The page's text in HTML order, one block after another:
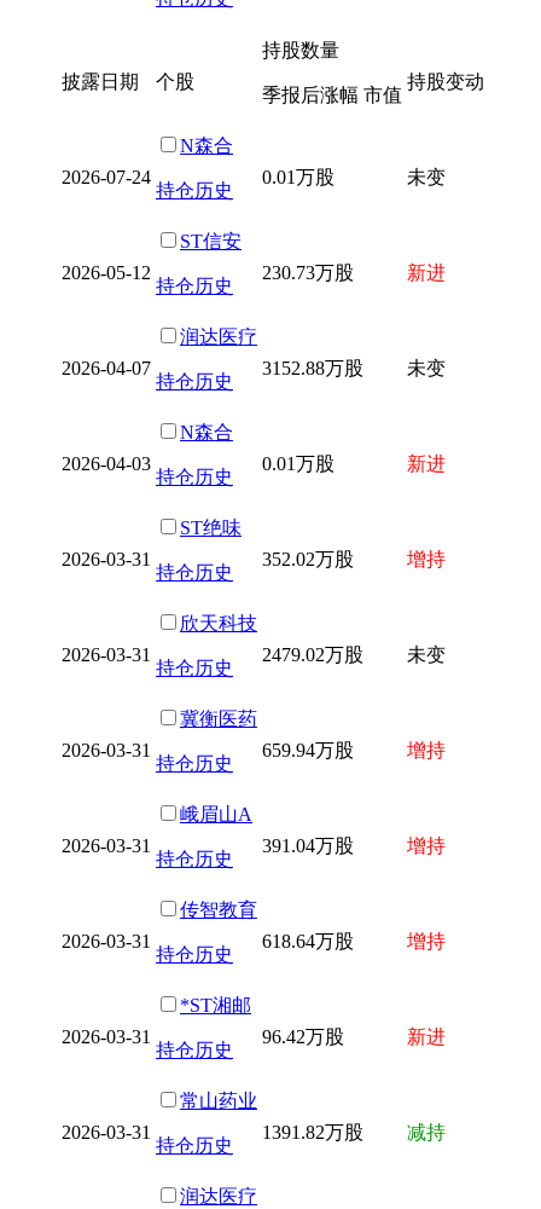
披露日期 个股
持股数量
季报后涨幅 市值
持股变动
2026-07-24
N森合
持仓历史
0.01万股 未变
2026-05-12
ST信安
持仓历史
230.73万股 新进
2026-04-07
润达医疗
持仓历史
3152.88万股 未变
2026-04-03
N森合
持仓历史
0.01万股 新进
2026-03-31
ST绝味
持仓历史
352.02万股 增持
2026-03-31
欣天科技
持仓历史
2479.02万股 未变
2026-03-31
冀衡医药
持仓历史
659.94万股 增持
2026-03-31
峨眉山A
持仓历史
391.04万股 增持
2026-03-31
传智教育
持仓历史
618.64万股 增持
2026-03-31
*ST湘邮
持仓历史
96.42万股 新进
2026-03-31
常山药业
持仓历史
1391.82万股 减持
润达医疗